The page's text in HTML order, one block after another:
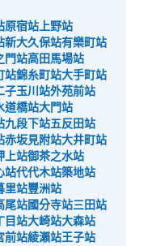
原宿站 上野站
新大久保站有樂町站
門站高田馬場站
站錦糸町站大手町站
子玉川站外苑前站
道橋站大門站
九段下站五反田站
赤坂見附站大井町站
上站御茶之水站
站代代木站築地站
里站豐洲站
尾站國分寺站三田站
目站大崎站大森站
前站綾瀨站王子站